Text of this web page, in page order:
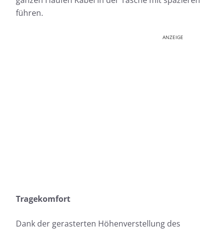
führen.
ANZEIGE
Tragekomfort
Dank der gerasterten Höhenverstellung des